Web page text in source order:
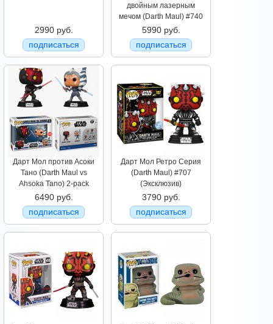
2990 руб.
подписаться
двойным лазерным
мечом (Darth Maul) #740
5990 руб.
подписаться
Дарт Мол против Асоки
Тано (Darth Maul vs
Ahsoka Tano) 2-pack
6490 руб.
подписаться
Дарт Мол Ретро Серия
(Darth Maul) #707
(Эксклюзив)
3790 руб.
подписаться